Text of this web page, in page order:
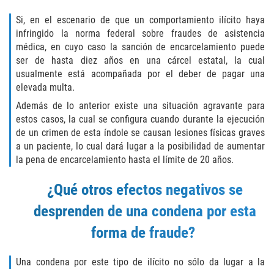
GAMBLING FRAUD
HEALTH CARE FRAUD
IDENTITY THEFT
SECURITIES FRAUD
JUVENILE
JUVENILE
Post Conviction Matters
Petition to Vacate Murder Conviction
Si, en el escenario de que un comportamiento ilícito haya
infringido la norma federal sobre fraudes de asistencia
médica, en cuyo caso la sanción de encarcelamiento puede
ser de hasta diez años en una cárcel estatal, la cual
usualmente está acompañada por el deber de pagar una
elevada multa.
Además de lo anterior existe una situación agravante para
estos casos, la cual se configura cuando durante la ejecución
de un crimen de esta índole se causan lesiones físicas graves
a un paciente, lo cual dará lugar a la posibilidad de aumentar
la pena de encarcelamiento hasta el límite de 20 años.
¿Qué otros efectos negativos se
desprenden de una condena por esta
forma de fraude?
Una condena por este tipo de ilícito no sólo da lugar a la